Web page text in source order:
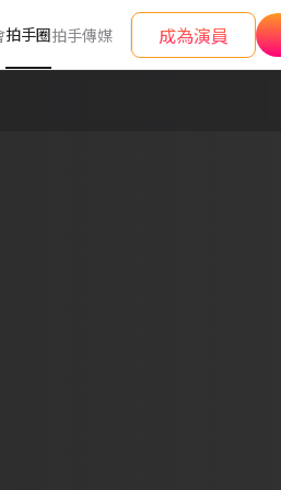
拍手圈拍手傳媒 成為演員